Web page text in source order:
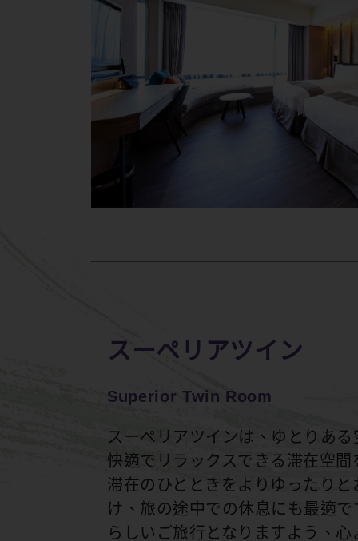
スーペリアツイン
Superior Twin Room
スーペリアツインは、ゆとりあ
快適でリラックスできる滞在空
滞在のひとときをよりゆったり
け、旅の途中での休息にも最適
らしいご旅行となりますよう、